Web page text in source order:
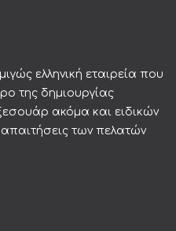
ελληνική εταιρεία που
της δημιουργίας
ακόμα και ειδικών
των πελατών